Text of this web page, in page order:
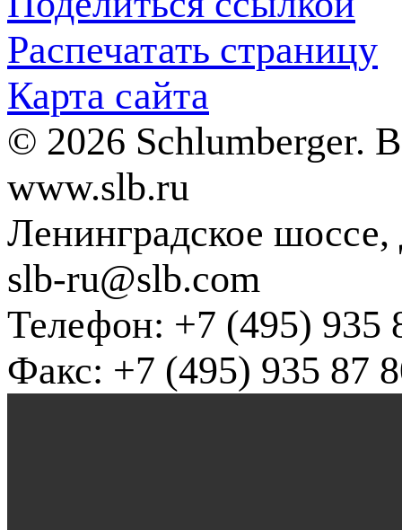
Распечатать страницу
Карта сайта
© 2026 Schlumberger.
www.slb.ru
Ленинградское
slb-ru@slb.com
Телефон: +7 (495) 935
Факс: +7 (495) 935 87